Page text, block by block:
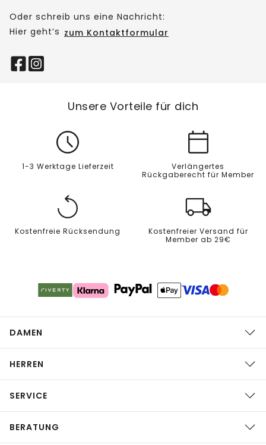
Oder schreib uns eine Nachricht:
Hier geht’s zum Kontaktformular
Unsere Vorteile für dich
1-3 Werktage Lieferzeit
Verlängertes
Rückgaberecht für Member
Kostenfreie Rücksendung
Kostenfreier Versand für
Member ab 29€
DAMEN
HERREN
SERVICE
BERATUNG